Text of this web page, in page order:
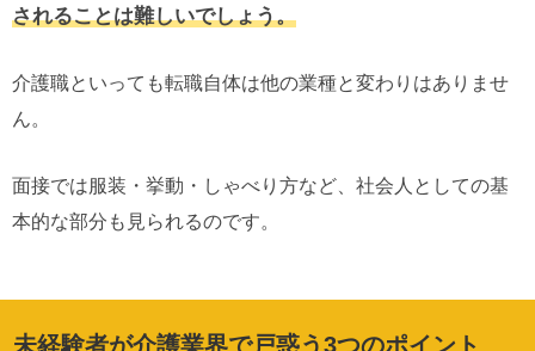
されることは難しいでしょう。
介護職といっても転職自体は他の業種と変わりはありませ
ん。
面接では服装・挙動・しゃべり方など、社会人としての基
本的な部分も見られるのです。
未経験者が介護業界で戸惑う3つのポイント